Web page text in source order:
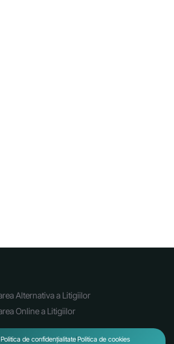
Politica de confidențialitatePolitica de cookies